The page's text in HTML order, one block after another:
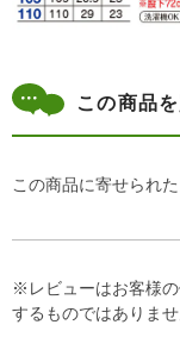
この商品
この商品に寄せられ
※レビューはお客様
するものではありませ